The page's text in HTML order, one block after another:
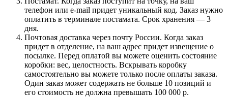
телефон или e-mail придет уникальный код. Заказ нужно
оплатить в терминале постамата. Срок хранения — 3
дня.
Почтовая доставка через почту России. Когда заказ
придет в отделение, на ваш адрес придет извещение о
посылке. Перед оплатой вы можете оценить состояние
коробки: вес, целостность. Вскрывать коробку
самостоятельно вы можете только после оплаты заказа.
Один заказ может содержать не больше 10 позиций и
его стоимость не должна превышать 100 000 р.